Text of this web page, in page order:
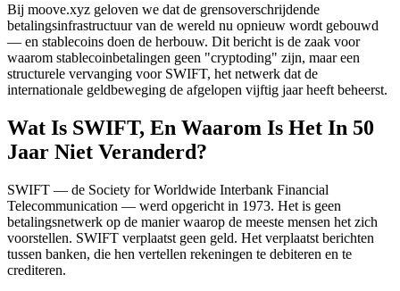
Bij moove.xyz geloven we dat de grensoverschrijdende
betalingsinfrastructuur van de wereld nu opnieuw wordt gebouwd
— en stablecoins doen de herbouw. Dit bericht is de zaak voor
waarom stablecoinbetalingen geen "cryptoding" zijn, maar een
structurele vervanging voor SWIFT, het netwerk dat de
internationale geldbeweging de afgelopen vijftig jaar heeft beheerst.
Wat Is SWIFT, En Waarom Is Het In 50
Jaar Niet Veranderd?
SWIFT — de Society for Worldwide Interbank Financial
Telecommunication — werd opgericht in 1973. Het is geen
betalingsnetwerk op de manier waarop de meeste mensen het zich
voorstellen. SWIFT verplaatst geen geld. Het verplaatst berichten
tussen banken, die hen vertellen rekeningen te debiteren en te
crediteren.